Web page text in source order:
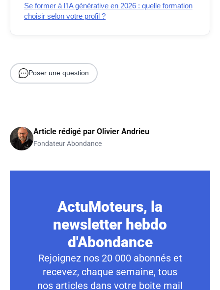
Se former à l’IA générative en 2026 : quelle formation
choisir selon votre profil ?
Poser une question
Article rédigé par Olivier Andrieu
Fondateur Abondance
ActuMoteurs, la
newsletter hebdo
d'Abondance
Rejoignez nos 20 000 abonnés et
recevez, chaque semaine, tous
nos articles dans votre boite mail